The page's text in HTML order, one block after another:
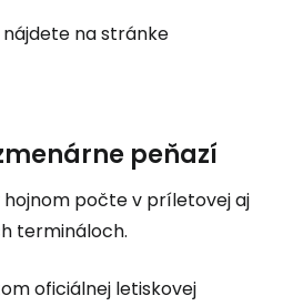
na stránke
peňazí
počte v príletovej aj
termináloch.
oficiálnej letiskovej